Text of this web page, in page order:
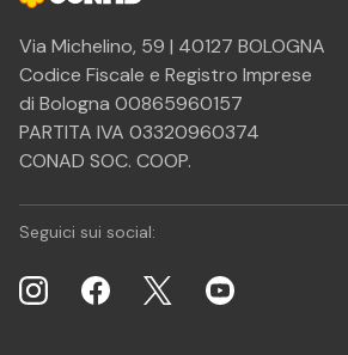
Via Michelino, 59 | 40127 BOLOGNA
Codice Fiscale e Registro Imprese
di Bologna 00865960157
PARTITA IVA 03320960374
CONAD SOC. COOP.
Seguici sui social: